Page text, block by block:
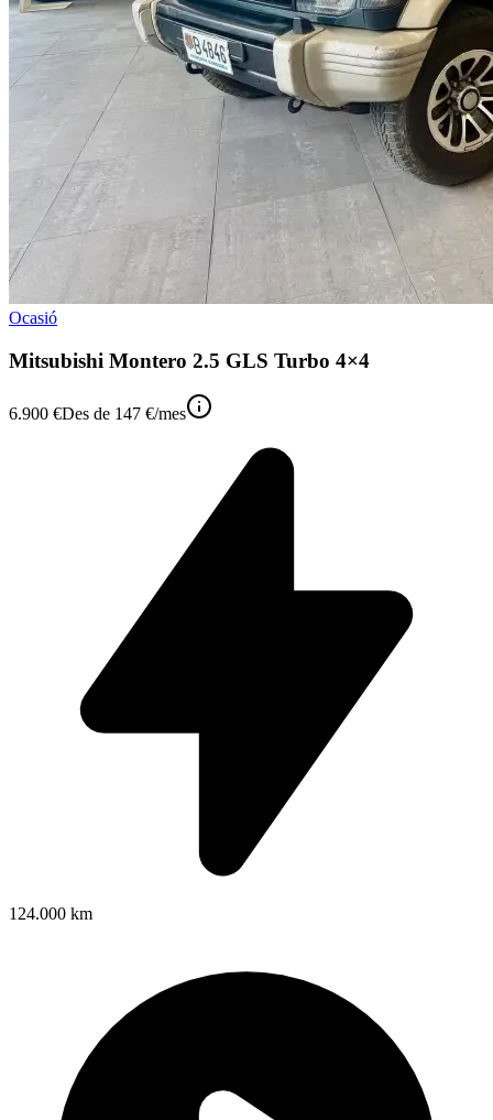
Ocasió
Mitsubishi Montero 2.5 GLS Turbo 4×4
6.900 €Des de 147 €/mes
124.000 km